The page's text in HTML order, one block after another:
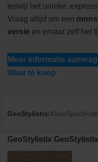
terwijl het unieke,
Vraag altijd om een
versie en ervaar zelf het
Meer informatie
Waar te koop
GeoStylistix:Kleur
GeoStylistix